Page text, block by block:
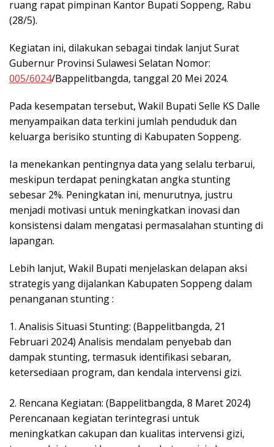
ruang rapat pimpinan Kantor Bupati Soppeng, Rabu
(28/5).
Kegiatan ini, dilakukan sebagai tindak lanjut Surat
Gubernur Provinsi Sulawesi Selatan Nomor:
005/6024/Bappelitbangda, tanggal 20 Mei 2024.
Pada kesempatan tersebut, Wakil Bupati Selle KS Dalle
menyampaikan data terkini jumlah penduduk dan
keluarga berisiko stunting di Kabupaten Soppeng.
Ia menekankan pentingnya data yang selalu terbarui,
meskipun terdapat peningkatan angka stunting
sebesar 2%. Peningkatan ini, menurutnya, justru
menjadi motivasi untuk meningkatkan inovasi dan
konsistensi dalam mengatasi permasalahan stunting di
lapangan.
Lebih lanjut, Wakil Bupati menjelaskan delapan aksi
strategis yang dijalankan Kabupaten Soppeng dalam
penanganan stunting :
1. Analisis Situasi Stunting: (Bappelitbangda, 21
Februari 2024) Analisis mendalam penyebab dan
dampak stunting, termasuk identifikasi sebaran,
ketersediaan program, dan kendala intervensi gizi.
2. Rencana Kegiatan: (Bappelitbangda, 8 Maret 2024)
Perencanaan kegiatan terintegrasi untuk
meningkatkan cakupan dan kualitas intervensi gizi,